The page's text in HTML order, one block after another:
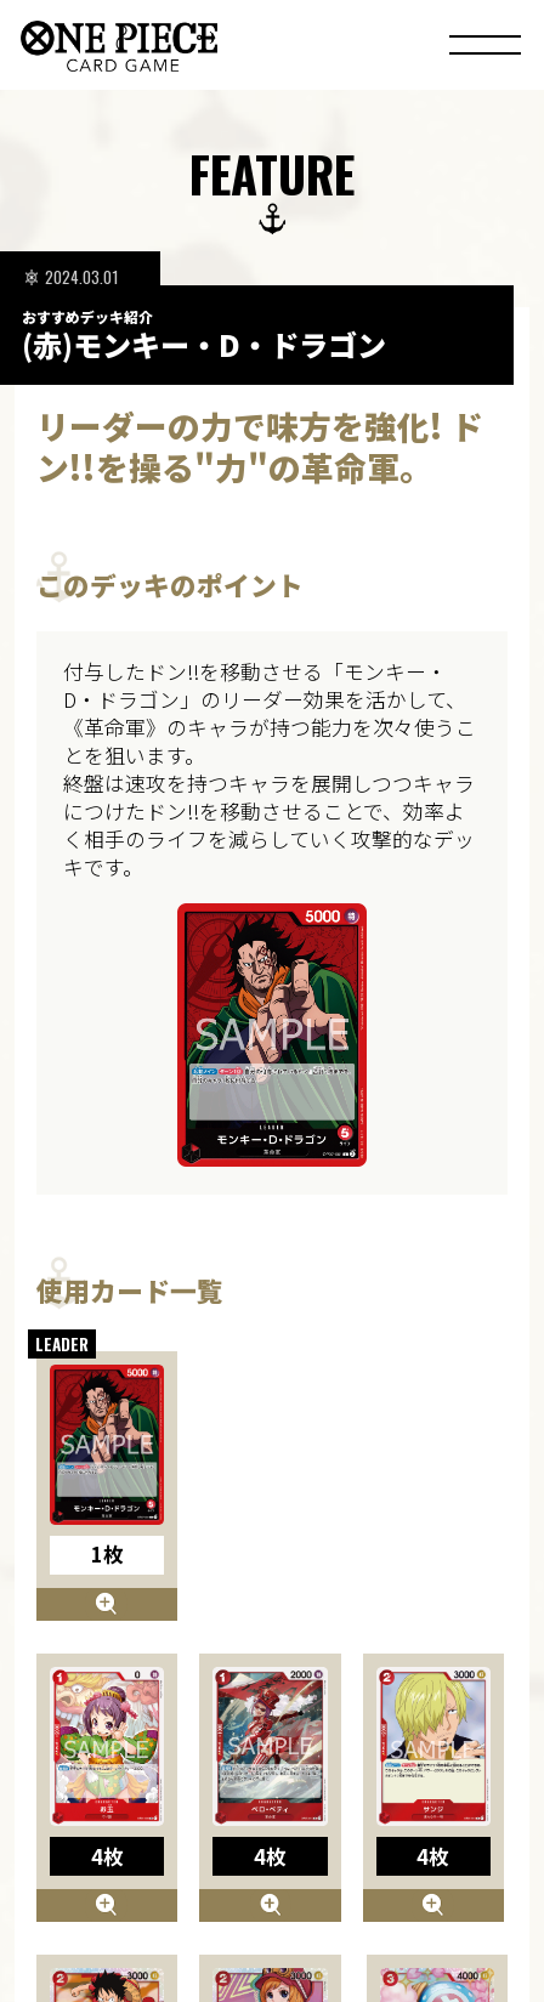
FEATURE
おすすめデッキ紹介
(赤)モンキー・D・ドラゴン
2024.03.01
リーダーの力で味方を強化! ド
ン!!を操る"力"の革命軍。
このデッキのポイント
付与したドン!!を移動させる「モンキー・
D・ドラゴン」のリーダー効果を活かして、
《革命軍》のキャラが持つ能力を次々使うこ
とを狙います。
終盤は速攻を持つキャラを展開しつつキャラ
につけたドン!!を移動させることで、効率よ
く相手のライフを減らしていく攻撃的なデッ
キです。
使用カード一覧
1枚
4枚 4枚 4枚